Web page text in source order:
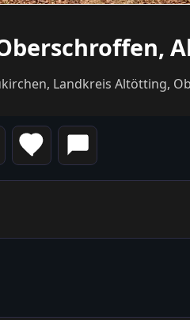
Landkreis Altötting,